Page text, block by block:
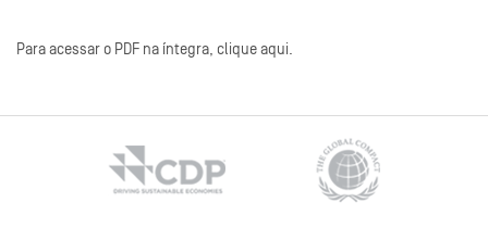
Para acessar o PDF na íntegra, clique aqui.